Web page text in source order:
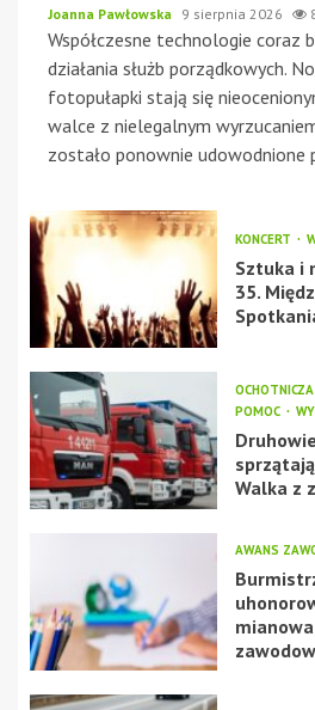
Joanna Pawłowska 9 sierpnia 2026
Współczesne technologie coraz
działania służb porządkowych.
fotopułapki stają się
walce z nielegalnym
zostało ponownie udowodnione
KONCERT
Sztuka i
35.
POMOC
Walka z
AWANS